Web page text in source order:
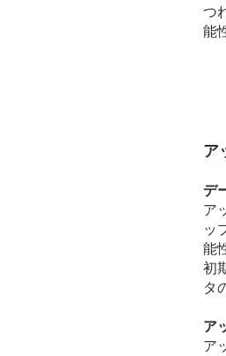
つ
能
ア
デ
ア
ッ
能
初
タ
ア
ア